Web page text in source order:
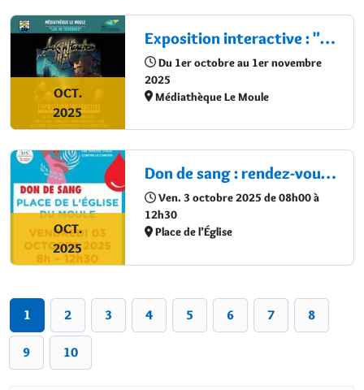
OCT.
2025
Exposition interactive : "Lux in Tenebris"
Du 1er octobre au 1er novembre
2025
Médiathèque Le Moule
OCT.
2025
Don de sang : rendez-vous le 03 octobre !
Ven. 3 octobre 2025 de 08h00 à
12h30
Place de l’Église
1 2 3 4 5 6 7 8
9 10